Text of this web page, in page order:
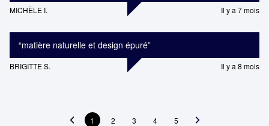
MICHÈLE I. Il y a 7 mois
“matière naturelle et design épuré”
BRIGITTE S. Il y a 8 mois
1 2 3 4 5